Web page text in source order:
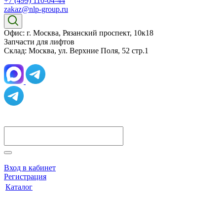
zakaz@nlp-group.ru
Офис: г. Москва, Рязанский проспект, 10к18
Запчасти для лифтов
Склад: Москва, ул. Верхние Поля, 52 стр.1
Вход в кабинет
Регистрация
Каталог